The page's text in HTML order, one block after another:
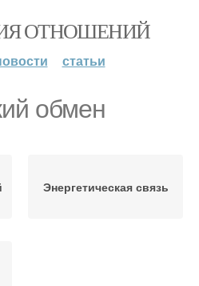
ОТНОШЕНИЙ
статьи
обмен
Энергетическая связь